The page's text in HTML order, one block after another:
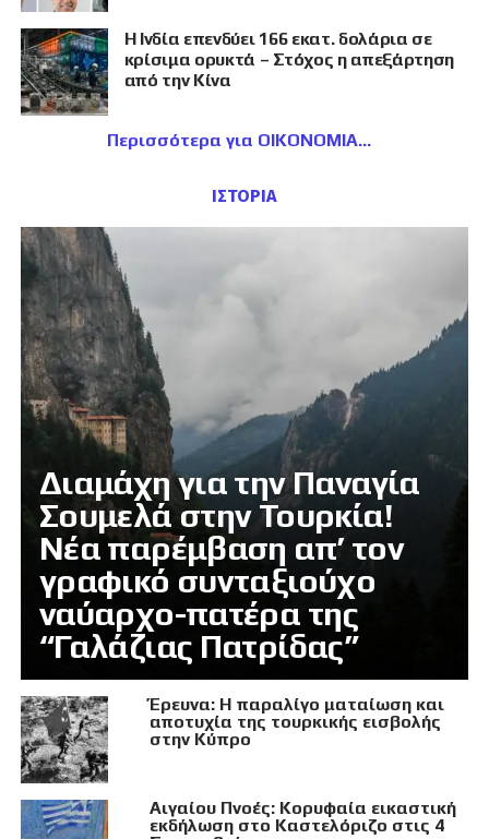
Η Ινδία επενδύει 166 εκατ. δολάρια σε
κρίσιμα ορυκτά – Στόχος η απεξάρτηση
από την Κίνα
Περισσότερα για ΟΙΚΟΝΟΜΙΑ
ΙΣΤΟΡΙΑ
Διαμάχη για την Παναγία
Σουμελά στην Τουρκία!
Νέα παρέμβαση απ’ τον
γραφικό συνταξιούχο
ναύαρχο-πατέρα της
“Γαλάζιας Πατρίδας”
Έρευνα: Η παραλίγο ματαίωση και
αποτυχία της τουρκικής εισβολής
στην Κύπρο
Αιγαίου Πνοές: Κορυφαία εικαστική
εκδήλωση στο Καστελόριζο στις 4